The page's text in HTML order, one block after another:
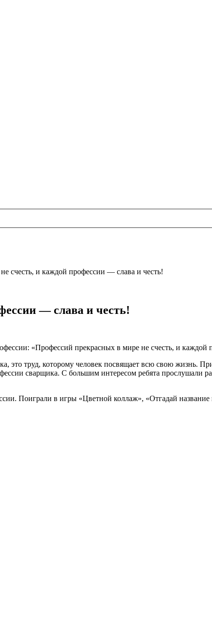
счесть, и каждой профессии — слава и честь!
— слава и честь!
«Профессий прекрасных в мире не счесть, и
это труд, которому человек посвящает всю свою жизнь.
сварщика. С большим интересом ребята прослушали
Поиграли в игры «Цветной коллаж», «Отгадай название